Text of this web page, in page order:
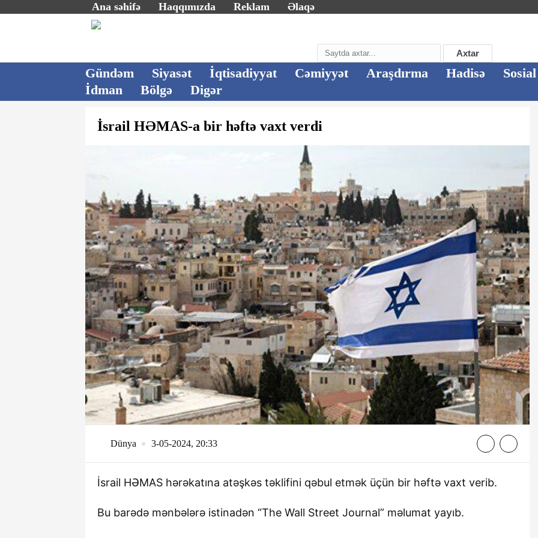
Ana səhifə Haqqımızda Reklam Əlaqə
Axtar
Gündəm Siyasət İqtisadiyyat Cəmiyyət Araşdırma Hadisə Sosial
İdman
Bölgə Digər
İsrail HƏMAS-a bir həftə vaxt verdi
Dünya 3-05-2024, 20:33
İsrail HƏMAS hərəkatına atəşkəs təklifini qəbul etmək üçün bir həftə vaxt verib.
Bu barədə mənbələrə istinadən “The Wall Street Journal” məlumat yayıb.